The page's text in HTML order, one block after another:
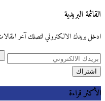
القائمة البريدية
ادخل بريدك الالكتروني لتصلك آخر المقالات
الأكثر قراءة